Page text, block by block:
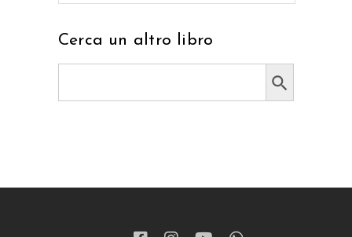
Cerca un altro libro
Search Button